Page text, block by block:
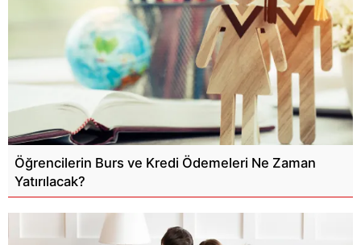
Öğrencilerin Burs ve Kredi Ödemeleri Ne Zaman
Yatırılacak?